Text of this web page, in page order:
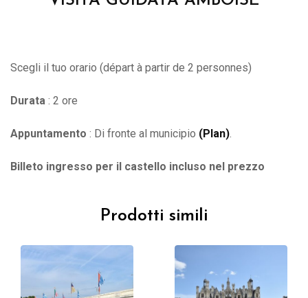
Scegli il tuo orario (départ à partir de 2 personnes)
Durata : 2 ore
Appuntamento : Di fronte al municipio (Plan).
Billeto ingresso per il castello incluso nel prezzo
Prodotti simili